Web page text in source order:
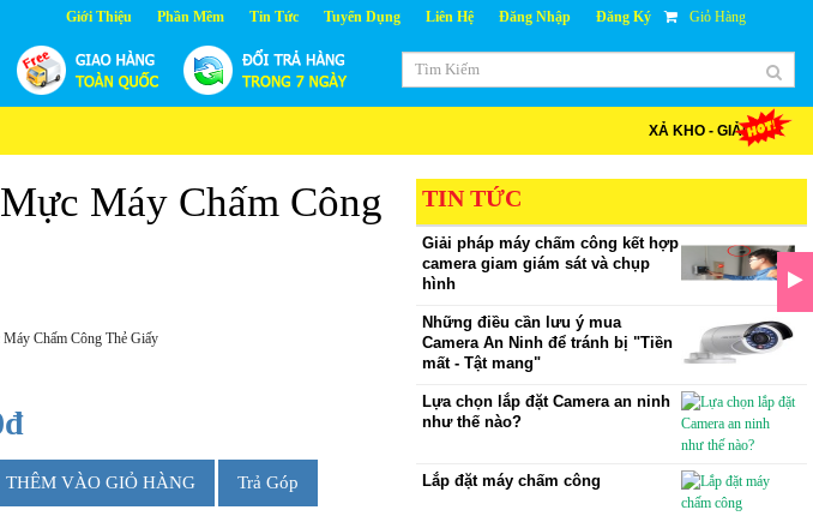
Giới Thiệu Phần Mềm Tin Tức Tuyển Dụng Liên Hệ Đăng Nhập Đăng Ký Giỏ Hàng
XẢ KHO - GIẢM GIÁ
Máy Chấm Công
Chấm Công Thẻ Giấy
THÊM VÀO GIỎ HÀNG Trả Góp
TIN TỨC
Giải pháp máy chấm công kết hợp
camera giam giám sát và chụp
hình
Những điều cần lưu ý mua
Camera An Ninh để tránh bị "Tiền
mất - Tật mang"
Lựa chọn lắp đặt Camera an ninh
như thế nào?
Lắp đặt máy chấm công